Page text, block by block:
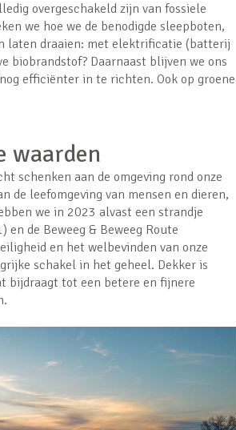
overgeschakeld zijn van fossiele
we hoe we de benodigde sleepboten,
laten draaien: met elektrificatie (batterij
Daarnaast blijven we ons
efficiënter in te richten. Ook op groene
waarden
schenken aan de omgeving rond onze
de leefomgeving van mensen en dieren,
we in 2023 alvast een strandje
en de Beweeg & Beweeg Route
en het welbevinden van onze
schakel in het geheel. Dekker is
bijdraagt tot een betere en fijnere